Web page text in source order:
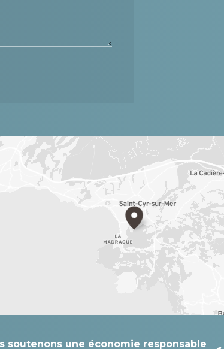
soutenons une économie responsable